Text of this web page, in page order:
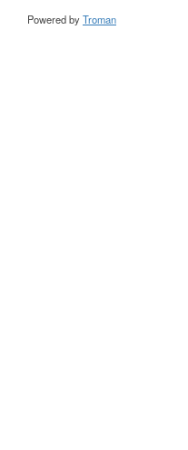
Powered byTroman